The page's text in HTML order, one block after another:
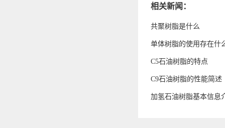
相关新闻：
共聚树脂是什么
单体树脂的使用存在什
C5石油树脂的特点
C9石油树脂的性能简述
加氢石油树脂基本信息